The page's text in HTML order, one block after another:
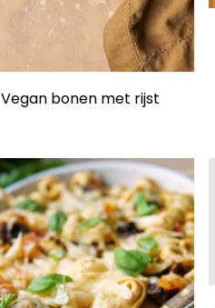
Vegan bonen met rijst